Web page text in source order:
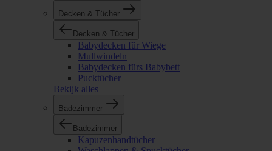
Decken & Tücher
Decken & Tücher
Babydecken für Wiege
Mullwindeln
Babydecken fürs Babybett
Pucktücher
Bekijk alles
Badezimmer
Badezimmer
Kapuzenhandtücher